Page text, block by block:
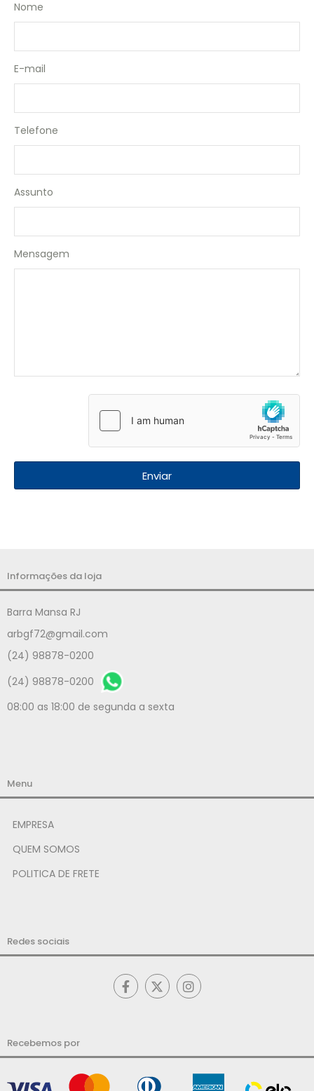
Nome
E-mail
Telefone
Assunto
Mensagem
Enviar
Informações da loja
Barra Mansa RJ
arbgf72@gmail.com
(24) 98878-0200
(24) 98878-0200
08:00 as 18:00 de segunda a sexta
Menu
EMPRESA
QUEM SOMOS
POLITICA DE FRETE
Redes sociais
Recebemos por